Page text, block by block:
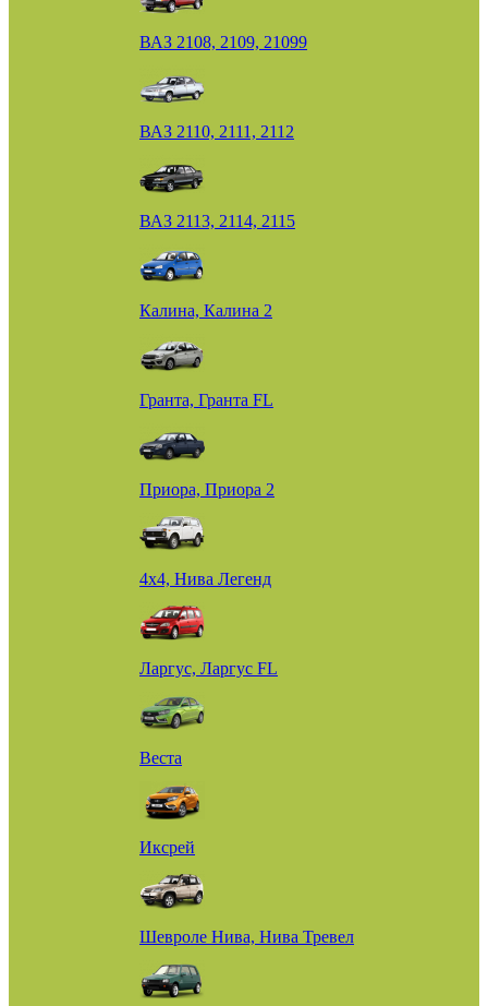
ВАЗ 2108, 2109, 21099
ВАЗ 2110, 2111, 2112
ВАЗ 2113, 2114, 2115
Калина, Калина 2
Гранта, Гранта FL
Приора, Приора 2
4х4, Нива Легенд
Ларгус, Ларгус FL
Веста
Иксрей
Шевроле Нива, Нива Тревел